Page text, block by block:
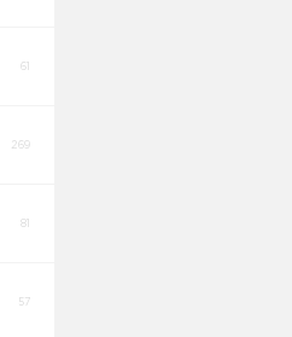
61
269
81
57